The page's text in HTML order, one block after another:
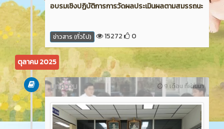
อบรมเชิงปฏิบัติการการวัดผลประเมินผลตามสมรรถนะ
ข่าวสาร (ทั่วไป) 15272 0
ตุลาคม 2025
9 เดือน ที่ผ่านมา
บทความ